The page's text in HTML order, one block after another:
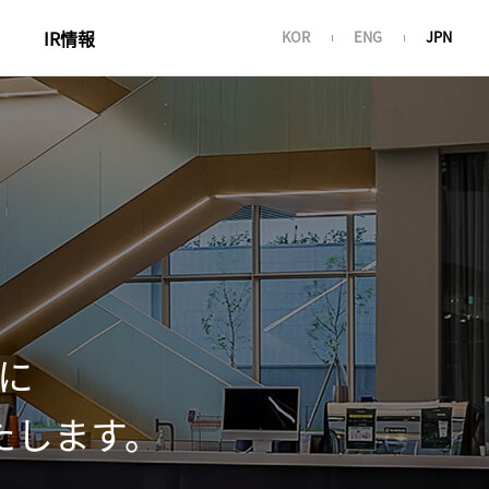
KOR ENG JPN
IR情報
ポレートガバナンス
株価情報
公示・公告
IR資料
ステナビリティ経営
します。